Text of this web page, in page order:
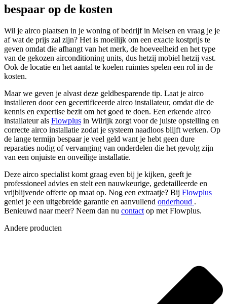
bespaar op de kosten
Wil je airco plaatsen in je woning of bedrijf in Melsen en vraag je je
af wat de prijs zal zijn? Het is moeilijk om een exacte kostprijs te
geven omdat die afhangt van het merk, de hoeveelheid en het type
van de gekozen airconditioning units, dus hetzij mobiel hetzij vast.
Ook de locatie en het aantal te koelen ruimtes spelen een rol in de
kosten.
Maar we geven je alvast deze geldbesparende tip. Laat je airco
installeren door een gecertificeerde airco installateur, omdat die de
kennis en expertise bezit om het goed te doen. Een erkende airco
installateur als Flowplus in Wilrijk zorgt voor de juiste opstelling en
correcte airco installatie zodat je systeem naadloos blijft werken. Op
de lange termijn bespaar je veel geld want je hebt geen dure
reparaties nodig of vervanging van onderdelen die het gevolg zijn
van een onjuiste en onveilige installatie.
Deze airco specialist komt graag even bij je kijken, geeft je
professioneel advies en stelt een nauwkeurige, gedetailleerde en
vrijblijvende offerte op maat op. Nog een extraatje? Bij Flowplus
geniet je een uitgebreide garantie en aanvullend onderhoud .
Benieuwd naar meer? Neem dan nu contact op met Flowplus.
Andere producten